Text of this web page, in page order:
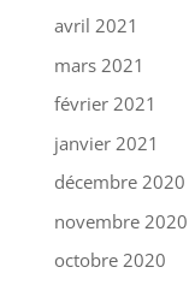
avril 2021
mars 2021
février 2021
janvier 2021
décembre 2020
novembre 2020
octobre 2020